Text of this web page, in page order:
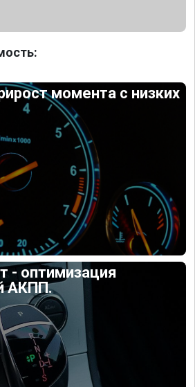
момента с низких
- оптимизация
АКПП.